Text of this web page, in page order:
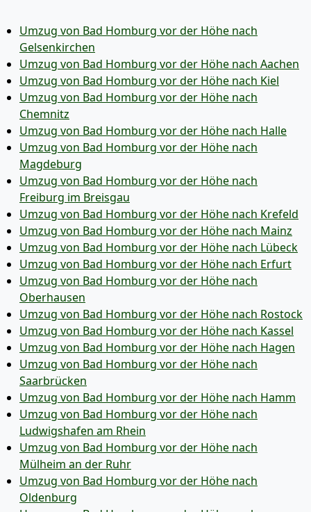
Umzug von Bad Homburg vor der Höhe nach
Gelsenkirchen
Umzug von Bad Homburg vor der Höhe nach Aachen
Umzug von Bad Homburg vor der Höhe nach Kiel
Umzug von Bad Homburg vor der Höhe nach
Chemnitz
Umzug von Bad Homburg vor der Höhe nach Halle
Umzug von Bad Homburg vor der Höhe nach
Magdeburg
Umzug von Bad Homburg vor der Höhe nach
Freiburg im Breisgau
Umzug von Bad Homburg vor der Höhe nach Krefeld
Umzug von Bad Homburg vor der Höhe nach Mainz
Umzug von Bad Homburg vor der Höhe nach Lübeck
Umzug von Bad Homburg vor der Höhe nach Erfurt
Umzug von Bad Homburg vor der Höhe nach
Oberhausen
Umzug von Bad Homburg vor der Höhe nach Rostock
Umzug von Bad Homburg vor der Höhe nach Kassel
Umzug von Bad Homburg vor der Höhe nach Hagen
Umzug von Bad Homburg vor der Höhe nach
Saarbrücken
Umzug von Bad Homburg vor der Höhe nach Hamm
Umzug von Bad Homburg vor der Höhe nach
Ludwigshafen am Rhein
Umzug von Bad Homburg vor der Höhe nach
Mülheim an der Ruhr
Umzug von Bad Homburg vor der Höhe nach
Oldenburg